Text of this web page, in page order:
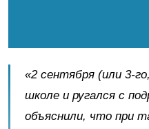
«2 сентября (или 3-
школе и ругался с
объяснили, что при